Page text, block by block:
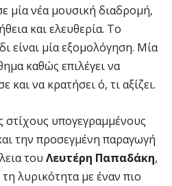
μία νέα μουσική διαδρομή,
και ελευθερία. Το
είναι μία εξομολόγηση. Μία
καθώς επιλέγει να
και να κρατήσει ό, τι αξίζει.
στίχους υπογεγραμμένους
την προσεγμένη παραγωγή
του Λευτέρη Παπαδάκη,
λυρικότητα με έναν πιο